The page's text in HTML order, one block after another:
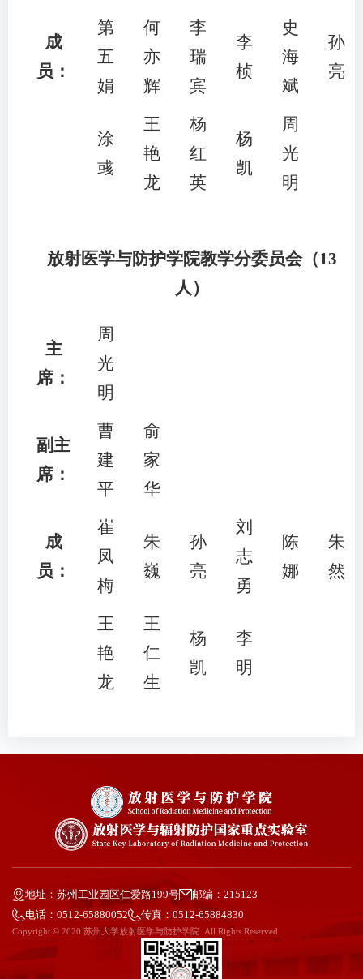
成
员：
第
五
娟
何
亦
辉
李
瑞
宾
李
桢
史
海
斌
孙
亮
涂
彧
王
艳
龙
杨
红
英
杨
凯
周
光
明
放射医学与防护学院教学分委员会（13
人）
主
席：
周
光
明
副主
席：
曹
建
平
俞
家
华
成
员：
崔
凤
梅
朱
巍
孙
亮
刘
志
勇
陈
娜
朱
然
王
艳
龙
王
仁
生
杨
凯
李
明
地址：苏州工业园区仁爱路199号
邮编：215123
电话：0512-65880052
传真：0512-65884830
Copyright © 2020 苏州大学放射医学与防护学院. All Rights Reserved.